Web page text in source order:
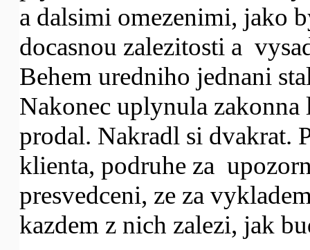
a dalsimi omezenimi, jako
docasnou zalezitosti a
Behem uredniho jednani
Nakonec uplynula zakonna
prodal. Nakradl si dvakrat.
klienta, podruhe za
presvedceni, ze za
kazdem z nich zalezi, jak